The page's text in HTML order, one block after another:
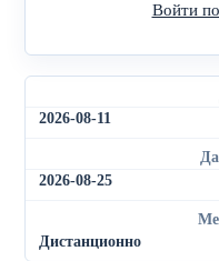
Войти
2026-08-11
2026-08-25
Дистанционно